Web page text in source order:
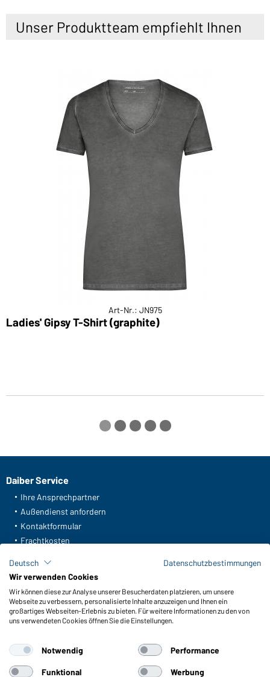
Unser Produktteam empfiehlt Ihnen
Art-Nr.: JN975
Ladies' Gipsy T-Shirt (graphite)
Daiber Service
Ihre Ansprechpartner
Außendienst anfordern
Kontaktformular
Frachtkosten
Lagerbestand abfragen
Funktionen & Pflege
Produkteigenschaften
Größen
Farben
Deutsch
Datenschutzbestimmungen
Wir verwenden Cookies
Wir können diese zur Analyse unserer Besucherdaten platzieren, um unsere
Webseite zu verbessern, personalisierte Inhalte anzuzeigen und Ihnen ein
großartiges Webseiten-Erlebnis zu bieten. Für weitere Informationen zu den von
uns verwendeten Cookies öffnen Sie die Einstellungen.
Notwendig Performance
Funktional Werbung